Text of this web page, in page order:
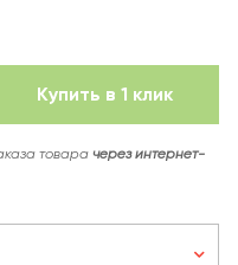
Купить в 1 клик
товара через интернет-